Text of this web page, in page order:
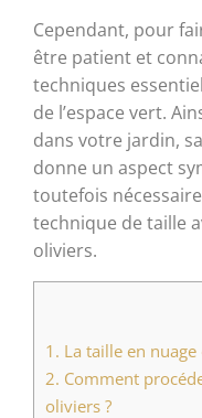
Cependant, pour
être patient et
techniques
de l’espace vert.
dans votre jardin,
donne un aspect
toutefois
technique de taille
oliviers.
1. La taille en nuage
2. Comment
oliviers ?